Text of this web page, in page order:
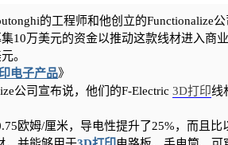
的工程师和他创立的Functionalize公
10万美元的资金以推动这款线材进入商
。
电子产品》
公司宣布说，他们的F-Electric 3D打印线
欧姆/厘米，导电性提升了25%，而且比